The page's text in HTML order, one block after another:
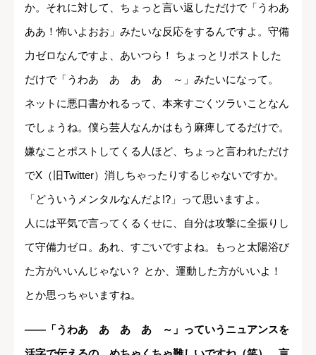
か。それに対して、ちょっと言い返しただけで「うわあ
ああ！怖いよおお」みたいな反応をするんですよ。守備
力ゼロなんですよ、あいつら！ ちょっとリポストした
だけで「うわあ゙あ゙あ゙あ゙～」みたいになって。
ネットに悪口書かれるって、本来すごくツラいことなん
でしょうね。僕ら芸人なんかはもう麻痺してるだけで。
嫌なことポストしてくる人ほど、ちょっと言われただけ
でX（旧Twitter）消しちゃったりするじゃないですか。
「どういうメンタルなんだよ!?」って思いますよ。
人には平気で言ってくるくせに、自分は攻撃に全振りし
て守備力ゼロ。あれ、すごいですよね。もっと太陽浴び
た方がいいんじゃない？ とか、運動した方がいいよ！
とか思っちゃいますね。
――「うわあ゙あ゙あ゙あ゙～」っていうニュアンスを